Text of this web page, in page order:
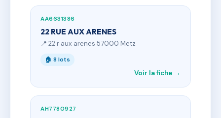
AA6631386
22 RUE AUX ARENES
📍 22 r aux arenes 57000 Metz
🏠 8 lots
Voir la fiche →
AH7780927